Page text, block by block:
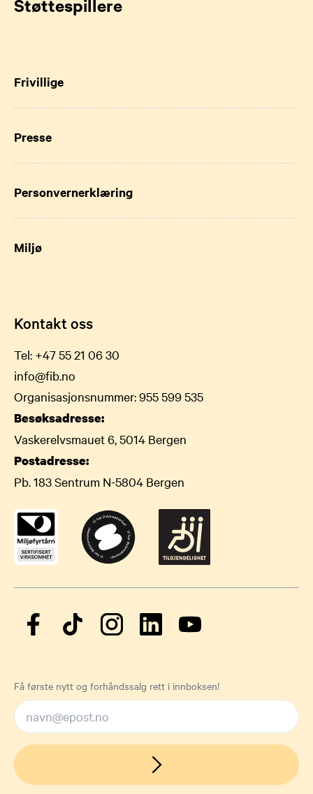
Støttespillere
Frivillige
Presse
Personvernerklæring
Miljø
Kontakt oss
Tel: +47 55 21 06 30
info@fib.no
Organisasjonsnummer: 955 599 535
Besøksadresse:
Vaskerelvsmauet 6, 5014 Bergen
Postadresse:
Pb. 183 Sentrum N-5804 Bergen
Få første nytt og forhåndssalg rett i innboksen!